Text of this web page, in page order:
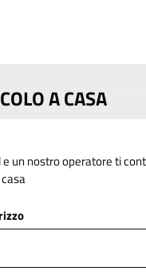
A CASA
e un nostro operatore ti